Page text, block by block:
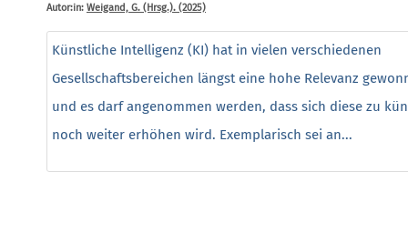
Autor:in: Weigand, G. (Hrsg.). (2025)
Künstliche Intelligenz (KI) hat in vielen verschiedenen
Gesellschaftsbereichen längst eine hohe Relevanz
und es darf angenommen werden, dass sich diese zu
noch weiter erhöhen wird. Exemplarisch sei an...